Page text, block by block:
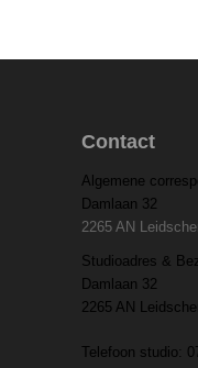
Contact
Algemene
Damlaan 32
2265 AN
Studioadres &
Damlaan 32
2265 AN
Telefoon studio: